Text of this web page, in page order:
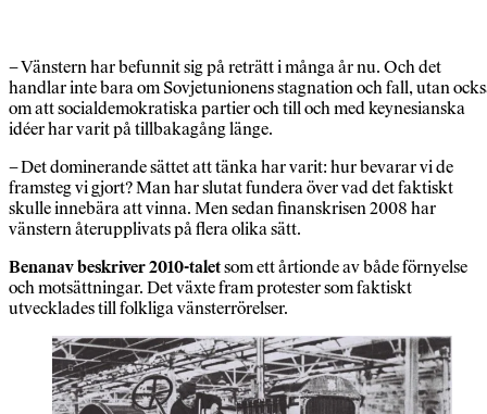
– Vänstern har befunnit sig på reträtt i många år nu. Och det
handlar inte bara om Sovjetunionens stagnation och fall, utan
om att socialdemokratiska partier och till och med keynesianska
idéer har varit på tillbakagång länge.
– Det dominerande sättet att tänka har varit: hur bevarar vi de
framsteg vi gjort? Man har slutat fundera över vad det faktiskt
skulle innebära att vinna. Men sedan finanskrisen 2008 har
vänstern återupplivats på flera olika sätt.
Benanav beskriver 2010-taletsom ett årtionde av både förnyelse
och motsättningar. Det växte fram protester som faktiskt
utvecklades till folkliga vänsterrörelser.